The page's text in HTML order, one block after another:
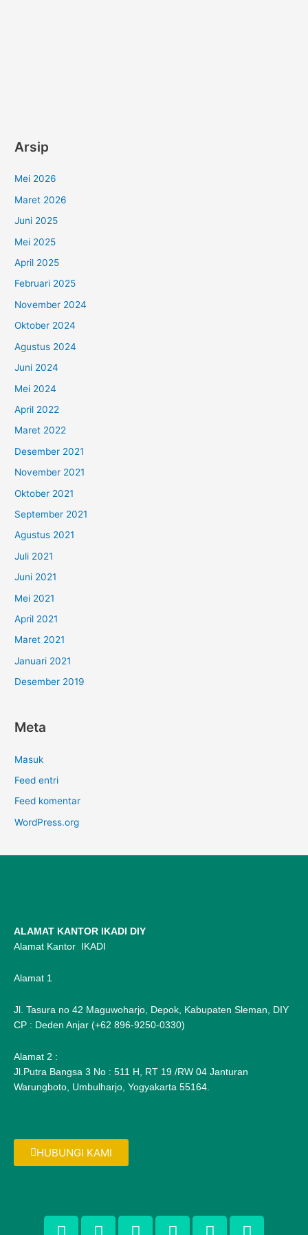
Arsip
Mei 2026
Maret 2026
Juni 2025
Mei 2025
April 2025
Februari 2025
November 2024
Oktober 2024
Agustus 2024
Juni 2024
Mei 2024
April 2022
Maret 2022
Desember 2021
November 2021
Oktober 2021
September 2021
Agustus 2021
Juli 2021
Juni 2021
Mei 2021
April 2021
Maret 2021
Januari 2021
Desember 2019
Meta
Masuk
Feed entri
Feed komentar
WordPress.org
ALAMAT KANTOR IKADI DIY
Alamat Kantor IKADI
Alamat 1
Jl. Tasura no 42 Maguwoharjo, Depok, Kabupaten Sleman, DIY
CP : Deden Anjar (+62 896-9250-0330)
Alamat 2 :
Jl.Putra Bangsa 3 No : 511 H, RT 19 /RW 04 Janturan
Warungboto, Umbulharjo, Yogyakarta 55164.
HUBUNGI KAMI
F
T
G
P
I
F